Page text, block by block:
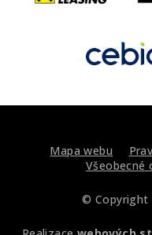
Mapa webu
Všeobecné
© Copyright